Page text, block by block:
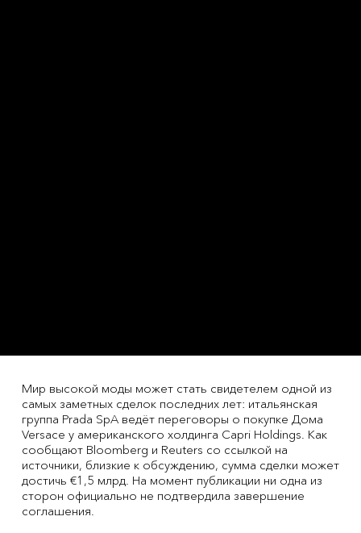
Мир высокой моды может стать свидетелем одной из
самых заметных сделок последних лет: итальянская
группа Prada SpA ведёт переговоры о покупке Дома
Versace у американского холдинга Capri Holdings. Как
сообщают Bloomberg и Reuters со ссылкой на
источники, близкие к обсуждению, сумма сделки может
достичь €1,5 млрд. На момент публикации ни одна из
сторон официально не подтвердила завершение
соглашения.